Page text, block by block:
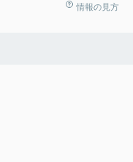
情報の見方